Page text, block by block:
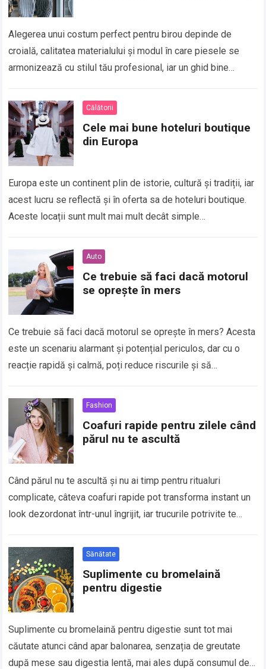
Alegerea unui costum perfect pentru birou depinde de
croială, calitatea materialului și modul în care piesele se
armonizează cu stilul tău profesional, iar un ghid bine
Călătorii
Cele mai bune hoteluri boutique
din Europa
Europa este un continent plin de istorie, cultură și tradiții, iar
acest lucru se reflectă și în oferta sa de hoteluri boutique.
Aceste locații sunt mult mai mult decât simple…
Auto
Ce trebuie să faci dacă motorul
se oprește în mers
Ce trebuie să faci dacă motorul se oprește în mers? Acesta
este un scenariu alarmant și potențial periculos, dar cu o
reacție rapidă și calmă, poți reduce riscurile și să…
Fashion
Coafuri rapide pentru zilele când
părul nu te ascultă
Când părul nu te ascultă și nu ai timp pentru ritualuri
complicate, câteva coafuri rapide pot transforma instant un
look dezordonat într-unul îngrijit, iar trucurile potrivite te
Sănătate
Suplimente cu bromelaină
pentru digestie
Suplimente cu bromelaină pentru digestie sunt tot mai
căutate atunci când apar balonarea, senzația de greutate
după mese sau digestia lentă, mai ales după consumul de